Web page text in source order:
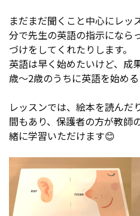
まだまだ聞くこと中心にレッ
分で先生の英語の指示になら
づけをしてくれたりします。
英語は早く始めたいけど、成
歳～2歳のうちに英語を始め
レッスンでは、絵本を読んだ
間もあり、保護者の方が教師
緒に学習いただけます😊